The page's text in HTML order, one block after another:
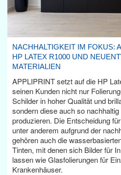
NACHHALTIGKEIT IM FOKUS:
HP LATEX R1000 UND
MATERIALIEN
APPLIPRINT setzt auf die HP
seinen Kunden nicht nur
Schilder in hoher Qualität und
sondern diese auch so
produzieren. Die Entscheidung
unter anderem aufgrund der
gehören auch die
Tinten, mit denen sich Bilder für
lassen wie Glasfolierungen für
Krankenhäuser.